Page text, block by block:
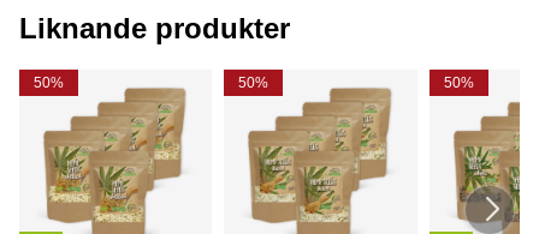
Liknande produkter
50% 50% 50%